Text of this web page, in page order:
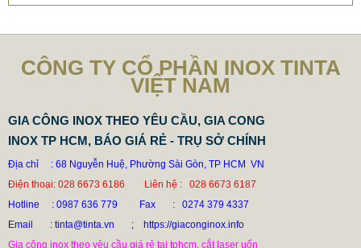
78.999 VNĐ 79.999 VNĐ
SP: XUONG GIA CONG BON CONG NGHIEP INOX TINTA
CÔNG TY CỔ PHẦN INOX TINTA
VIỆT NAM
GIA CÔNG INOX THEO YÊU CẦU, GIA CONG
INOX TP HCM, BÁO GIÁ RẺ - TRỤ SỞ CHÍNH
Địa chỉ : 68 Nguyễn Huệ, Phường Sài Gòn, TP HCM VN
Điện thoại: 028 6673 6186 Liên hệ : 028 6673 6187
Hotline
: 0987 636 779 Fax : 0274 379 4337
Email : tinta@tinta.vn ; https://giaconginox.info
Gia công inox theo yêu cầu giá rẻ tại tphcm, cắt laser uốn